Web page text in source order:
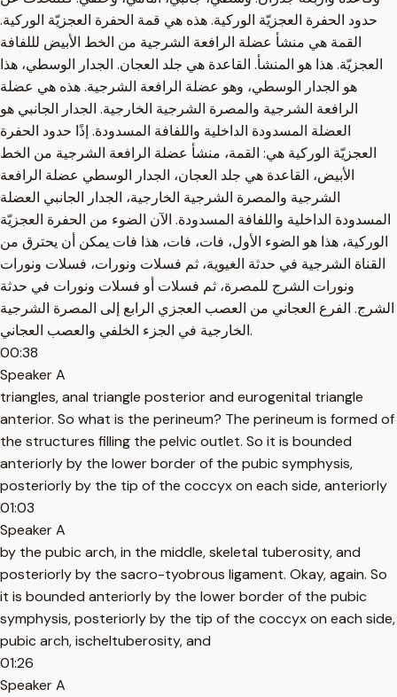
حدود الحفرة العجزيّة الوركية. هذه هي قمة الحفرة العجزيّة الوركية.
القمة هي منشأ عضلة الرافعة الشرجية من الخط الأبيض لللفافة
العجزيّة. هذا هو المنشأ. القاعدة هي جلد العجان. الجدار الوسطي، هذا
هو الجدار الوسطي، وهو عضلة الرافعة الشرجية. هذه هي عضلة
الرافعة الشرجية والمصرة الشرجية الخارجية. الجدار الجانبي هو
العضلة المسدودة الداخلية واللفافة المسدودة. إذًا حدود الحفرة
العجزيّة الوركية هي: القمة، منشأ عضلة الرافعة الشرجية من الخط
الأبيض، القاعدة هي جلد العجان، الجدار الوسطي عضلة الرافعة
الشرجية والمصرة الشرجية الخارجية، الجدار الجانبي العضلة
المسدودة الداخلية واللفافة المسدودة. الآن الضوء من الحفرة العجزيّة
الوركية، هذا هو الضوء الأول، فات، فات، هذا فات يمكن أن يحترق من
القناة الشرجية في حدثة الغيوية، ثم فسلات ونورات، فسلات ونورات
ونورات الشرج للمصرة، ثم فسلات أو فسلات ونورات في حدثة
الشرج. الفرع العجاني من العصب العجزي الرابع إلى المصرة الشرجية
الخارجية في الجزء الخلفي والعصب العجاني.
00:38
Speaker A
triangles, anal triangle posterior and eurogenital triangle
anterior. So what is the perineum? The perineum is formed of
the structures filling the pelvic outlet. So it is bounded
anteriorly by the lower border of the pubic symphysis,
posteriorly by the tip of the coccyx on each side, anteriorly
01:03
Speaker A
by the pubic arch, in the middle, skeletal tuberosity, and
posteriorly by the sacro-tyobrous ligament. Okay, again. So
it is bounded anteriorly by the lower border of the pubic
symphysis, posteriorly by the tip of the coccyx on each side,
pubic arch, ischeltuberosity, and
01:26
Speaker A